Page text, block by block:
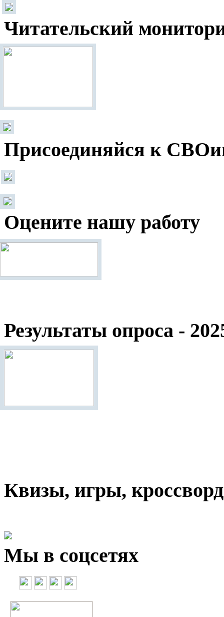
Читательский
Присоединяйся к
Оцените нашу работу
Результаты опроса -
Квизы, игры,
Мы в соцсетях